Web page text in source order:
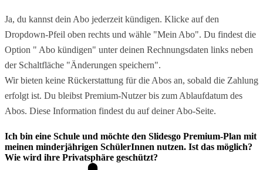
Ja, du kannst dein Abo jederzeit kündigen. Klicke auf den
Dropdown-Pfeil oben rechts und wähle "Mein Abo". Du findest die
Option " Abo kündigen" unter deinen Rechnungsdaten links neben
der Schaltfläche "Änderungen speichern".
Wir bieten keine Rückerstattung für die Abos an, sobald die Zahlung
erfolgt ist. Du bleibst Premium-Nutzer bis zum Ablaufdatum des
Abos. Diese Information findest du auf deiner Abo-Seite.
Ich bin eine Schule und möchte den Slidesgo Premium-Plan mit
meinen minderjährigen SchülerInnen nutzen. Ist das möglich?
Wie wird ihre Privatsphäre geschützt?